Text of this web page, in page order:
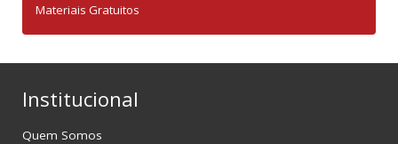
Materiais Gratuitos
Institucional
Quem Somos